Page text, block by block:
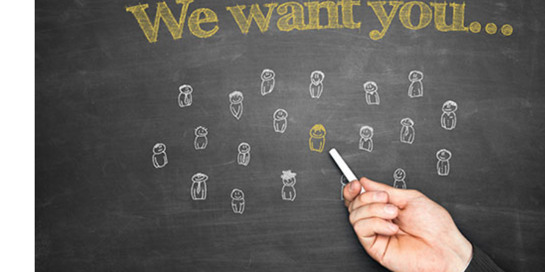
Kviss
Podden
Anmäl till språkpolisen
Föreslå nyord
Annonsera
Prenumerera
Läs Språktidningen digitalt